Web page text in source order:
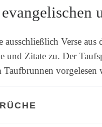
Verse aus
und Zitate zu. Der
vorgelesen